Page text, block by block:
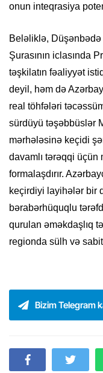
onun inteqrasiya
Beləliklə, Düşənbədə
Şurasının iclasında
təşkilatın fəaliyyət
deyil, həm də
real töhfələri
sürdüyü təşəbbüslər
mərhələsinə keçidi
davamlı tərəqqi
formalaşdırır.
keçirdiyi layihələr bir
bərabərhüquqlu
qurulan əməkdaşlıq
regionda sülh və
Bizim Telegram